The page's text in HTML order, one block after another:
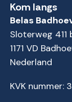
Kom langs
Belas
Sloterweg 411
1171 VD
Nederland
KVK nummer: